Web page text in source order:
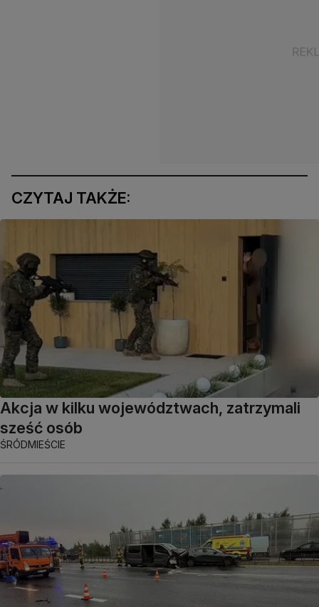
CZYTAJ TAKŻE:
Akcja w kilku województwach, zatrzymali
sześć osób
ŚRÓDMIEŚCIE